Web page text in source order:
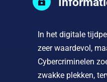
In het digitale
zeer waardevol,
Cybercriminelen
zwakke plekken,